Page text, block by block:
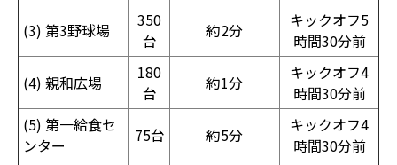
(3) 第3野球場
350
台
約2分
キックオフ5
時間30分前
(4) 親和広場
180
台
約1分
キックオフ4
時間30分前
(5) 第一給食セ
ンター
75台 約5分
キックオフ4
時間30分前